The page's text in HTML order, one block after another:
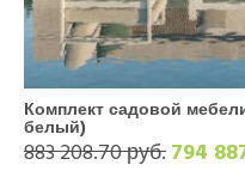
Комплект садовой
белый)
883 208.70 руб.794